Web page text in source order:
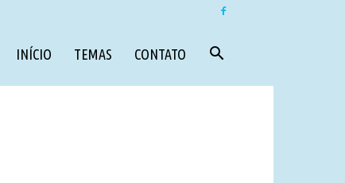
INÍCIO TEMAS CONTATO